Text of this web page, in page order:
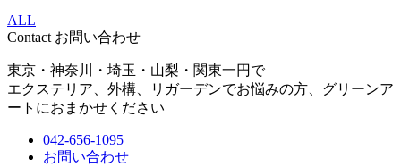
ALL
Contact お問い合わせ
東京・神奈川・埼玉・山梨・関東一円で
エクステリア、外構、リガーデンでお悩みの方、グリーンア
ートにおまかせください
042-656-1095
お問い合わせ